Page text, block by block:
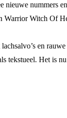
nummers
Witch Of
en
tekstueel. Het is